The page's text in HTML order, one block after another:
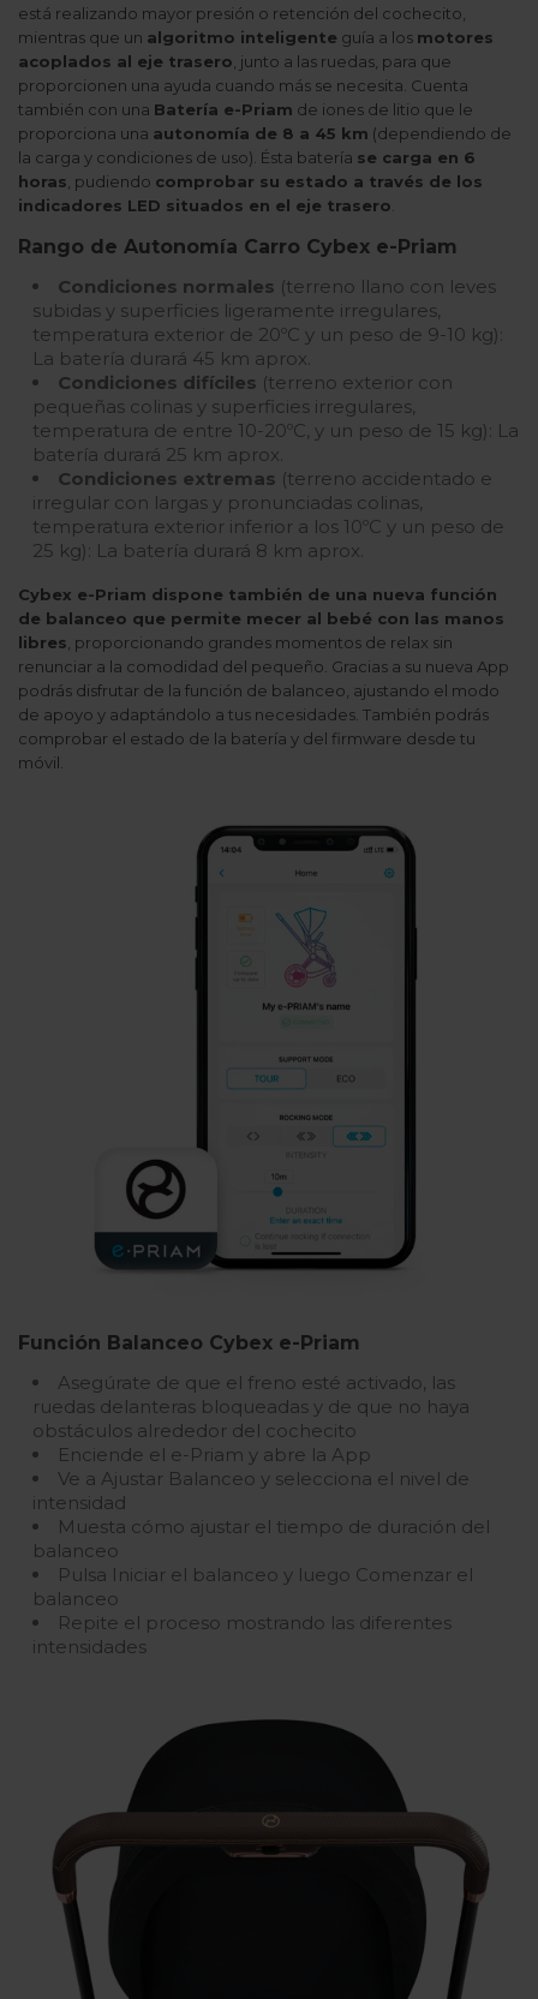
está realizando mayor presión o retención del cochecito,
mientras que un algoritmo inteligente guía a los motores
acoplados al eje trasero, junto a las ruedas, para que
proporcionen una ayuda cuando más se necesita. Cuenta
también con una Batería e-Priam de iones de litio que le
proporciona una autonomía de 8 a 45 km (dependiendo de
la carga y condiciones de uso). Ésta batería se carga en 6
horas, pudiendo comprobar su estado a través de los
indicadores LED situados en el eje trasero.
Rango de Autonomía Carro Cybex e-Priam
Condiciones normales (terreno llano con leves
subidas y superficies ligeramente irregulares,
temperatura exterior de 20ºC y un peso de 9-10 kg):
La batería durará 45 km aprox.
Condiciones difíciles (terreno exterior con
pequeñas colinas y superficies irregulares,
temperatura de entre 10-20ºC, y un peso de 15 kg): La
batería durará 25 km aprox.
Condiciones extremas (terreno accidentado e
irregular con largas y pronunciadas colinas,
temperatura exterior inferior a los 10ºC y un peso de
25 kg): La batería durará 8 km aprox.
Cybex e-Priam dispone también de una nueva función
de balanceo que permite mecer al bebé con las manos
libres, proporcionando grandes momentos de relax sin
renunciar a la comodidad del pequeño. Gracias a su nueva App
podrás disfrutar de la función de balanceo, ajustando el modo
de apoyo y adaptándolo a tus necesidades. También podrás
comprobar el estado de la batería y del firmware desde tu
móvil.
Función Balanceo Cybex e-Priam
Asegúrate de que el freno esté activado, las
ruedas delanteras bloqueadas y de que no haya
obstáculos alrededor del cochecito
Enciende el e-Priam y abre la App
Ve a Ajustar Balanceo y selecciona el nivel de
intensidad
Muesta cómo ajustar el tiempo de duración del
balanceo
Pulsa Iniciar el balanceo y luego Comenzar el
balanceo
Repite el proceso mostrando las diferentes
intensidades